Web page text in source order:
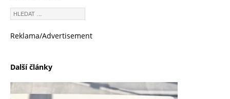
Reklama/Advertisement
Další články